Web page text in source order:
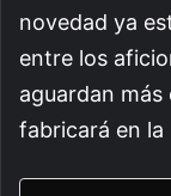
novedad ya
entre los
aguardan más
fabricará en la